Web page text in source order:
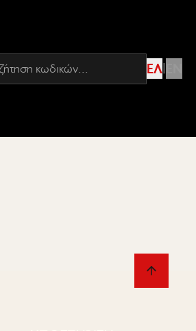
ΕΛ|